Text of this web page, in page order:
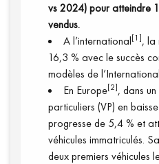
vs 2024) pour atteindre
vendus.
A l’international[1], la
16,3 % avec le succès
modèles de
En Europe[2], dans
particuliers (VP) en
progresse de 5,4 % et
véhicules immatriculés.
deux premiers véhicules